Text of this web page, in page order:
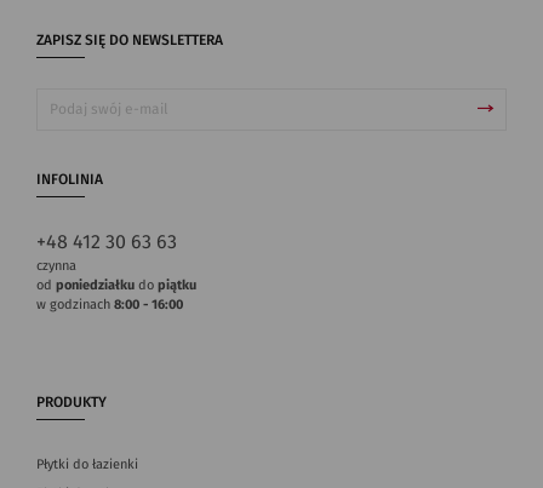
ZAPISZ SIĘ DO NEWSLETTERA
INFOLINIA
+48 412 30 63 63
czynna
od poniedziałku do piątku
w godzinach 8:00 - 16:00
PRODUKTY
Płytki do łazienki